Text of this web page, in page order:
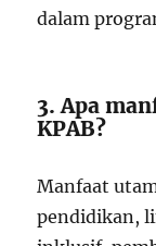
dalam
3. Apa
KPAB?
Manfaat
pendidikan,